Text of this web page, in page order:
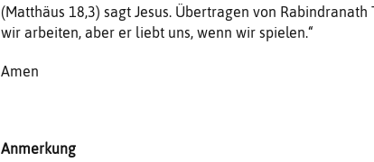
(Matthäus 18,3) sagt Jesus. Übertragen von Rabindranath
wir arbeiten, aber er liebt uns, wenn wir spielen.“
Amen
Anmerkung